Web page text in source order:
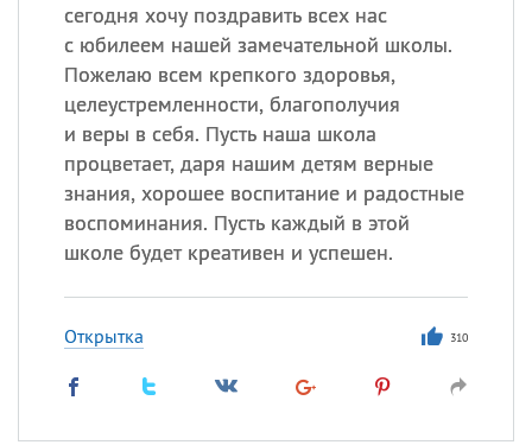
сегодня хочу поздравить всех нас
с юбилеем нашей замечательной школы.
Пожелаю всем крепкого здоровья,
целеустремленности, благополучия
и веры в себя. Пусть наша школа
процветает, даря нашим детям верные
знания, хорошее воспитание и радостные
воспоминания. Пусть каждый в этой
школе будет креативен и успешен.
Открытка 310